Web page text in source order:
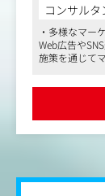
イングリー
用と時間を
踏み出す事
広告を配信
し、どの接
ティングプラ
コンサル
・多様なマー
Web広告や
施策を通じて
英語学習支援
個人の成長と
・グローバル